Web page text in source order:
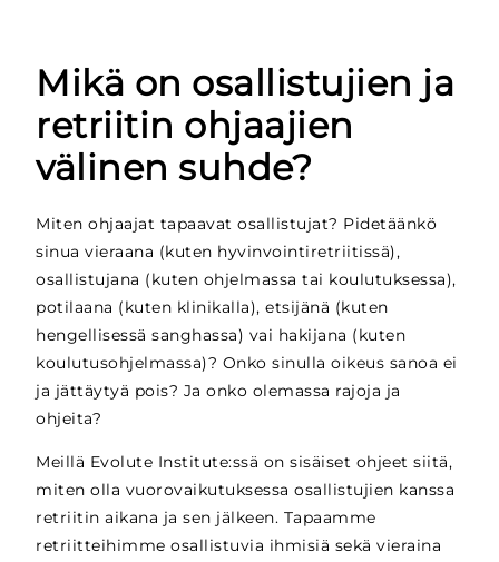
Mikä on osallistujien ja
retriitin ohjaajien
välinen suhde?
Miten ohjaajat tapaavat osallistujat? Pidetäänkö
sinua vieraana (kuten hyvinvointiretriitissä),
osallistujana (kuten ohjelmassa tai koulutuksessa),
potilaana (kuten klinikalla), etsijänä (kuten
hengellisessä sanghassa) vai hakijana (kuten
koulutusohjelmassa)? Onko sinulla oikeus sanoa ei
ja jättäytyä pois? Ja onko olemassa rajoja ja
ohjeita?
Meillä Evolute Institute:ssä on sisäiset ohjeet siitä,
miten olla vuorovaikutuksessa osallistujien kanssa
retriitin aikana ja sen jälkeen. Tapaamme
retriitteihimme osallistuvia ihmisiä sekä vieraina